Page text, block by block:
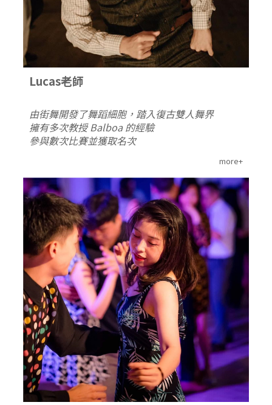
Lucas老師
由街舞開發了舞蹈細胞，踏入復古雙人舞界
擁有多次教授 Balboa 的經驗
參與數次比賽並獲取名次
more+